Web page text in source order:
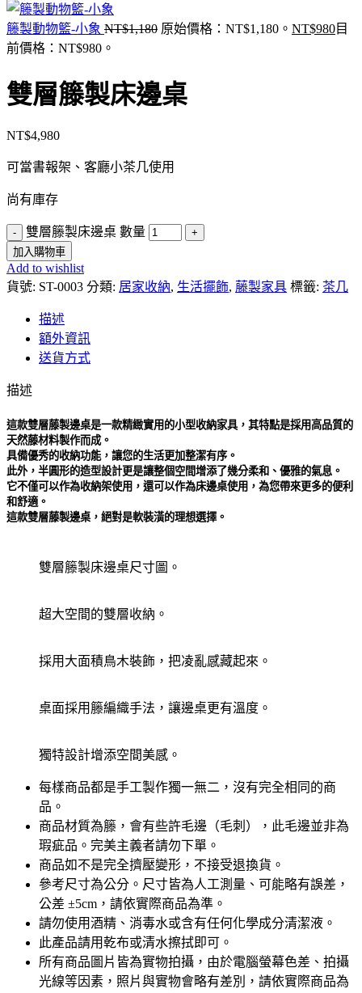
籐製動物籃-小象 NT$1,180 原始價格：NT$1,180。 NT$980目
前價格：NT$980。
雙層籐製床邊桌
NT$4,980
可當書報架、客廳小茶几使用
尚有庫存
雙層籐製床邊桌 數量
加入購物車
Add to wishlist
貨號: ST-0003 分類: 居家收納, 生活擺飾, 藤製家具 標籤: 茶几
描述
額外資訊
送貨方式
描述
這款雙層藤製邊桌是一款精緻實用的小型收納家具，其特點是採用高品質的
天然藤材料製作而成。
具備優秀的收納功能，讓您的生活更加整潔有序。
此外，半圓形的造型設計更是讓整個空間增添了幾分柔和、優雅的氣息。
它不僅可以作為收納架使用，還可以作為床邊桌使用，為您帶來更多的便利
和舒適。
這款雙層藤製邊桌，絕對是軟裝潢的理想選擇。
雙層籐製床邊桌尺寸圖。
超大空間的雙層收納。
採用大面積鳥木裝飾，把凌亂感藏起來。
桌面採用籐編織手法，讓邊桌更有溫度。
獨特設計增添空間美感。
每樣商品都是手工製作獨一無二，沒有完全相同的商
品。
商品材質為籐，會有些許毛邊（毛刺），此毛邊並非為
瑕疵品。完美主義者請勿下單。
商品如不是完全擠壓變形，不接受退換貨。
參考尺寸為公分。尺寸皆為人工測量、可能略有誤差，
公差 ±5cm，請依實際商品為準。
請勿使用酒精、消毒水或含有任何化學成分清潔液。
此產品請用乾布或清水擦拭即可。
所有商品圖片皆為實物拍攝，由於電腦螢幕色差、拍攝
光線等因素，照片與實物會略有差別，請依實際商品為